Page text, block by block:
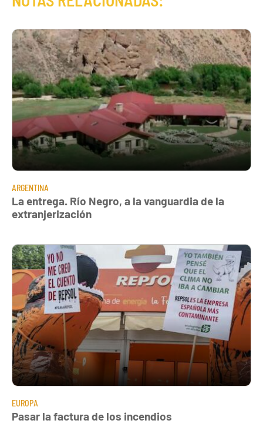
ARGENTINA
La entrega. Río Negro, a la vanguardia de la
extranjerización
EUROPA
Pasar la factura de los incendios